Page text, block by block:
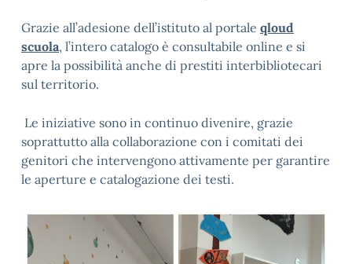
Grazie all’adesione dell’istituto al portale qloud
scuola, l’intero catalogo è consultabile online e si
apre la possibilità anche di prestiti interbibliotecari
sul territorio.
Le iniziative sono in continuo divenire, grazie
soprattutto alla collaborazione con i comitati dei
genitori che intervengono attivamente per garantire
le aperture e catalogazione dei testi.